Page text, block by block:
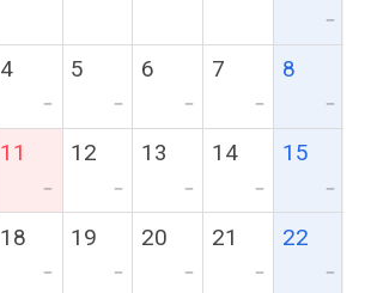
ー
4
ー
5
ー
6
ー
7
ー
8
ー
11
ー
12
ー
13
ー
14
ー
15
ー
18
ー
19
ー
20
ー
21
ー
22
ー